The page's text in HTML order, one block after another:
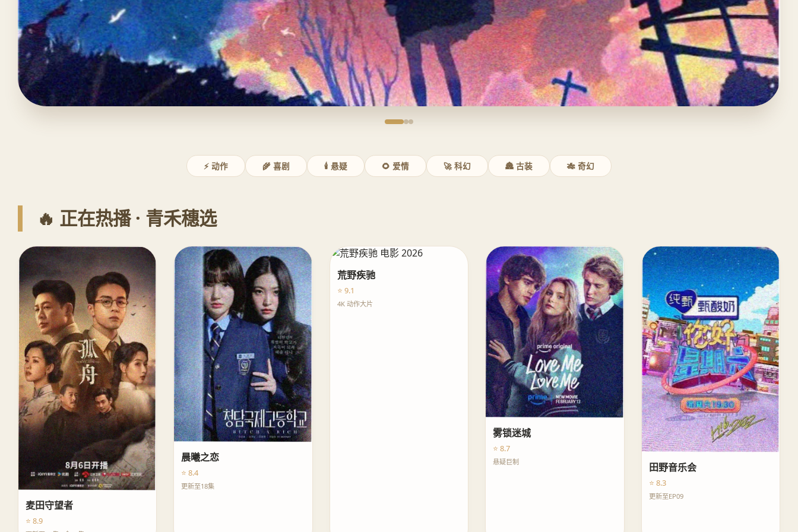
⚡ 动作 🌾 喜剧 🕯️ 悬疑 🌻 爱情 🚀 科幻 🏯 古装 🎋 奇幻
🔥 正在热播 · 青禾穗选
麦田守望者
⭐ 8.9
晨曦之恋
⭐ 8.4
更新至18集
荒野疾驰
⭐ 9.1
4K 动作大片
雾锁迷城
⭐ 8.7
悬疑巨制 田野音乐会
⭐ 8.3
更新至EP09